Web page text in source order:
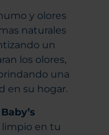
y olores
naturales
un
los olores,
una
en su hogar.
limpio en tu